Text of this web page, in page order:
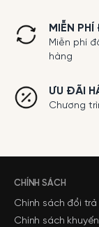
MIỄN
Miễn phí
hàng
ƯU ĐÃI
Chương
CHÍNH SÁCH
Chính sách đổi trả
Chính sách